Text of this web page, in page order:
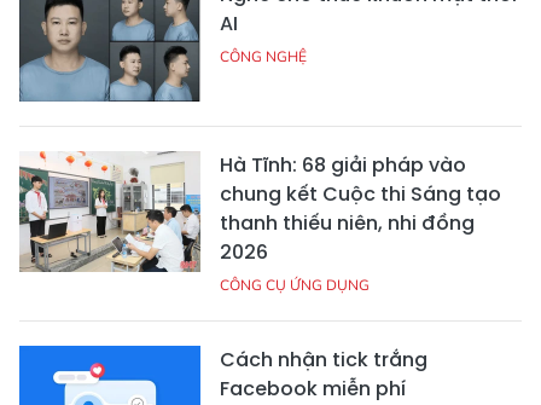
AI
CÔNG NGHỆ
Hà Tĩnh: 68 giải pháp vào
chung kết Cuộc thi Sáng tạo
thanh thiếu niên, nhi đồng
2026
CÔNG CỤ ỨNG DỤNG
Cách nhận tick trắng
Facebook miễn phí